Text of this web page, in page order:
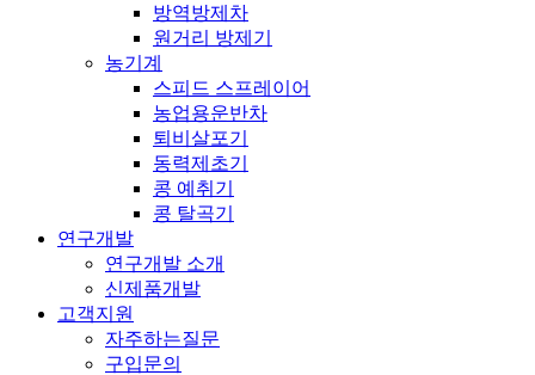
방역방제차
원거리 방제기
농기계
스피드 스프레이어
농업용운반차
퇴비살포기
동력제초기
콩 예취기
콩 탈곡기
연구개발
연구개발 소개
신제품개발
고객지원
자주하는질문
구입문의